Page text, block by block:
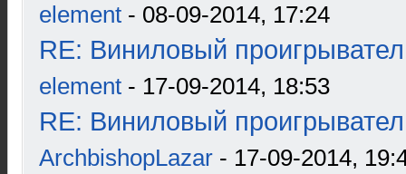
element - 08-09-2014, 17:24
RE: Виниловый
element - 17-09-2014, 18:53
RE: Виниловый
ArchbishopLazar - 17-09-2014,